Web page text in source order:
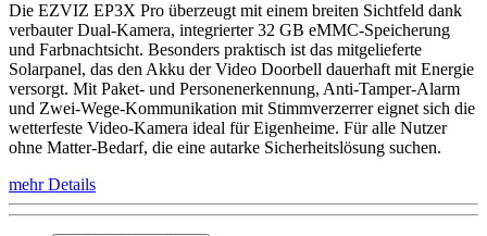
Die EZVIZ EP3X Pro überzeugt mit einem breiten Sichtfeld dank
verbauter Dual-Kamera, integrierter 32 GB eMMC-Speicherung
und Farbnachtsicht. Besonders praktisch ist das mitgelieferte
Solarpanel, das den Akku der Video Doorbell dauerhaft mit Energie
versorgt. Mit Paket- und Personenerkennung, Anti-Tamper-Alarm
und Zwei-Wege-Kommunikation mit Stimmverzerrer eignet sich die
wetterfeste Video-Kamera ideal für Eigenheime. Für alle Nutzer
ohne Matter-Bedarf, die eine autarke Sicherheitslösung suchen.
mehr Details